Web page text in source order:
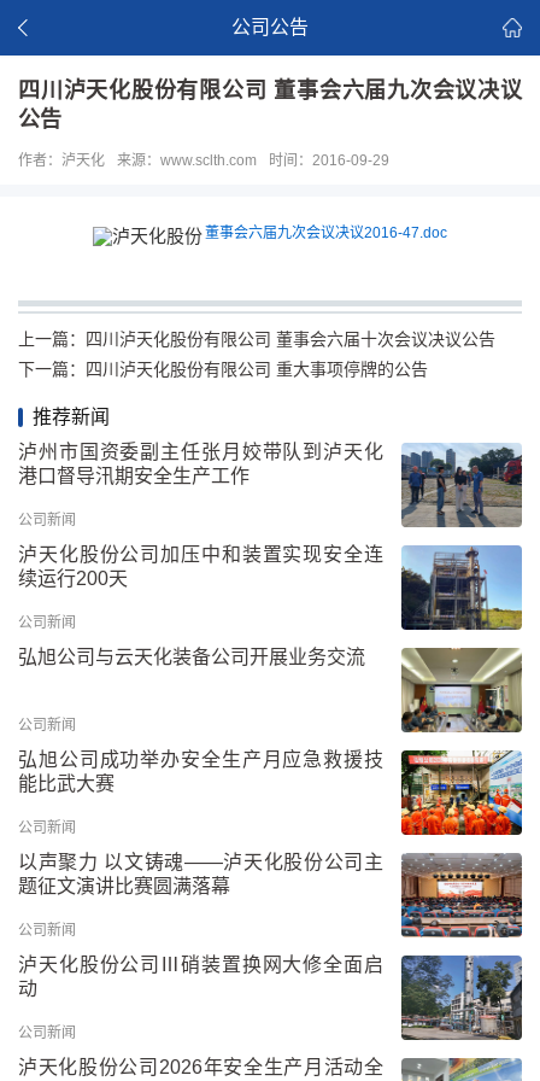
公司公告
四川泸天化股份有限公司 董事会六届九次会议决议
公告
作者：泸天化 来源：www.sclth.com 时间：2016-09-29
董事会六届九次会议决议2016-47.doc
上一篇：
四川泸天化股份有限公司 董事会六届十次会议决议公告
下一篇：
四川泸天化股份有限公司 重大事项停牌的公告
推荐新闻
泸州市国资委副主任张月姣带队到泸天化
港口督导汛期安全生产工作
公司新闻
泸天化股份公司加压中和装置实现安全连
续运行200天
公司新闻
弘旭公司与云天化装备公司开展业务交流
公司新闻
弘旭公司成功举办安全生产月应急救援技
能比武大赛
公司新闻
以声聚力 以文铸魂——泸天化股份公司主
题征文演讲比赛圆满落幕
公司新闻
泸天化股份公司Ⅲ硝装置换网大修全面启
动
公司新闻
泸天化股份公司2026年安全生产月活动全